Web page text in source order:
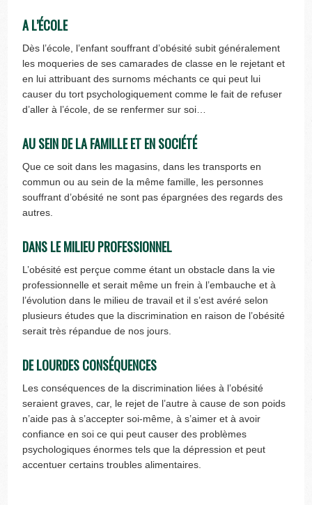
A L’ÉCOLE
Dès l’école, l’enfant souffrant d’obésité subit généralement
les moqueries de ses camarades de classe en le rejetant et
en lui attribuant des surnoms méchants ce qui peut lui
causer du tort psychologiquement comme le fait de refuser
d’aller à l’école, de se renfermer sur soi…
AU SEIN DE LA FAMILLE ET EN SOCIÉTÉ
Que ce soit dans les magasins, dans les transports en
commun ou au sein de la même famille, les personnes
souffrant d’obésité ne sont pas épargnées des regards des
autres.
DANS LE MILIEU PROFESSIONNEL
L’obésité est perçue comme étant un obstacle dans la vie
professionnelle et serait même un frein à l’embauche et à
l’évolution dans le milieu de travail et il s’est avéré selon
plusieurs études que la discrimination en raison de l’obésité
serait très répandue de nos jours.
DE LOURDES CONSÉQUENCES
Les conséquences de la discrimination liées à l’obésité
seraient graves, car, le rejet de l’autre à cause de son poids
n’aide pas à s’accepter soi-même, à s’aimer et à avoir
confiance en soi ce qui peut causer des problèmes
psychologiques énormes tels que la dépression et peut
accentuer certains troubles alimentaires.